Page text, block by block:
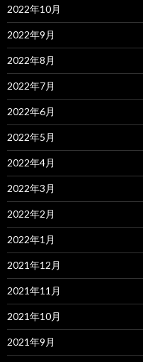
2022年10月
2022年9月
2022年8月
2022年7月
2022年6月
2022年5月
2022年4月
2022年3月
2022年2月
2022年1月
2021年12月
2021年11月
2021年10月
2021年9月